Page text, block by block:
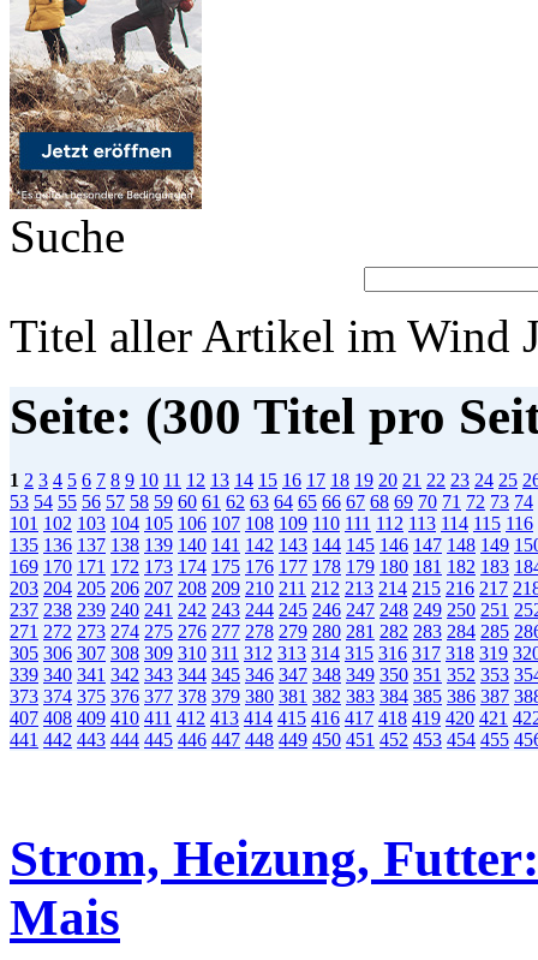
Suche
Titel aller Artikel im Wind
Seite: (300 Titel pro
1 2 3 4 5 6 7 8 9 10 11 12 13 14 15 16 17 18 19 20 21 22 23 24 25
53 54 55 56 57 58 59 60 61 62 63 64 65 66 67 68 69 70 71 72 73 74
101 102 103 104 105 106 107 108 109 110 111 112 113 114 115 116
135 136 137 138 139 140 141 142 143 144 145 146 147 148 149
169 170 171 172 173 174 175 176 177 178 179 180 181 182 183
203 204 205 206 207 208 209 210 211 212 213 214 215 216 217
237 238 239 240 241 242 243 244 245 246 247 248 249 250 251
271 272 273 274 275 276 277 278 279 280 281 282 283 284 285
305 306 307 308 309 310 311 312 313 314 315 316 317 318 319
339 340 341 342 343 344 345 346 347 348 349 350 351 352 353
373 374 375 376 377 378 379 380 381 382 383 384 385 386 387
407 408 409 410 411 412 413 414 415 416 417 418 419 420 421
441 442 443 444 445 446 447 448 449 450 451 452 453 454 455
Strom, Heizung,
Mais